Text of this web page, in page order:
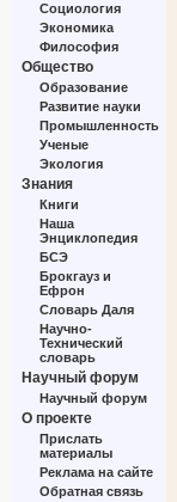
Социология
Экономика
Философия
Общество
Образование
Развитие науки
Промышленность
Ученые
Экология
Знания
Книги
Наша
Энциклопедия
БСЭ
Брокгауз и
Ефрон
Словарь Даля
Научно-
Технический
словарь
Научный форум
Научный форум
О проекте
Прислать
материалы
Реклама на сайте
Обратная связь